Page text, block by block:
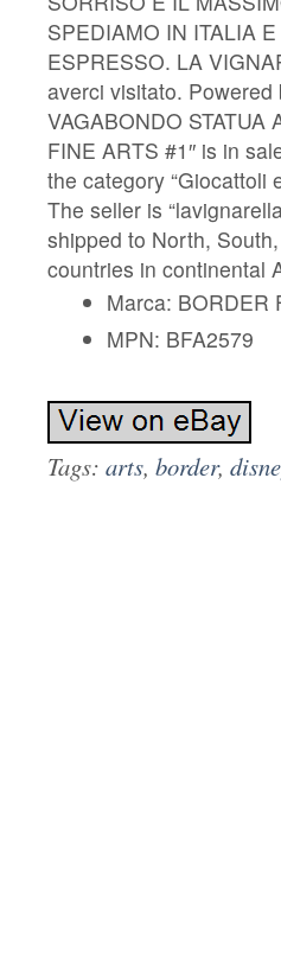
SPEDIAMO IN ITALIA
ESPRESSO. LA
averci visitato. Powered
VAGABONDO
FINE ARTS #1″ is in
the category “Giocattoli
The seller is
shipped to North,
countries in continental
Marca: BORDER
MPN: BFA2579
Tags: arts, border,